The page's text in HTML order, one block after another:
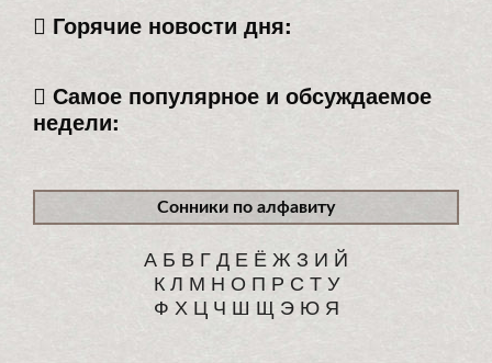
Горячие новости дня:
Самое популярное и обсуждаемое
недели:
Сонники по алфавиту
А Б В ГД Е Ё Ж З И Й
К Л М Н О П Р С Т У
Ф Х Ц Ч Ш Щ Э Ю Я